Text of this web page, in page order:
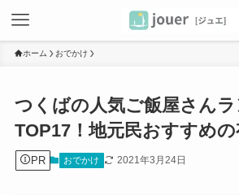
ホーム おでかけ
つくばの人気ご飯屋さん
TOP17！地元民おすすめの
PR おでかけ 2021年3月24日